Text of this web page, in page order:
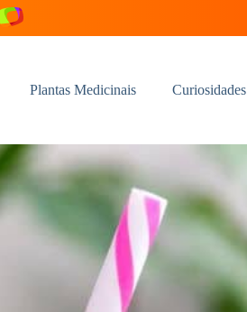
Plantas Medicinais Curiosidades